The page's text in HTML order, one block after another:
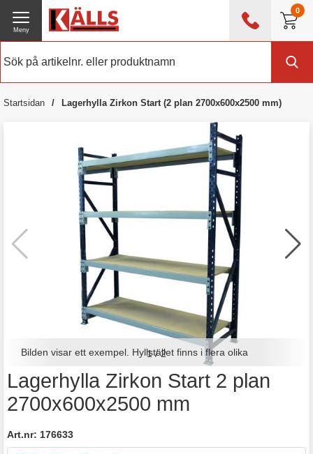
0
0476 - 214 80
Meny
Startsidan Lagerhylla Zirkon Start (2 plan 2700x600x2500 mm)
Lagerhylla Zirkon Start 2 plan
2700x600x2500 mm
Art.nr: 176633
Bilden visar ett exempel. Hyllstället finns i flera olika
utföranden.
1/2